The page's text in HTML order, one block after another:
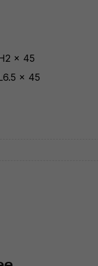
× 45
× 45